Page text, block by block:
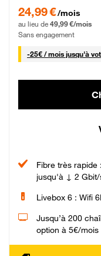
24,99 € par mois
24,99 €/mois
au lieu de 49,99 €/mois
Sans engagement
-25€ / mois25 € par
jusqu'à
Fibre très rapide :
jusqu'à ↓ 2
Livebox 6 : Wifi
Jusqu’à 200
option à 5€/mois